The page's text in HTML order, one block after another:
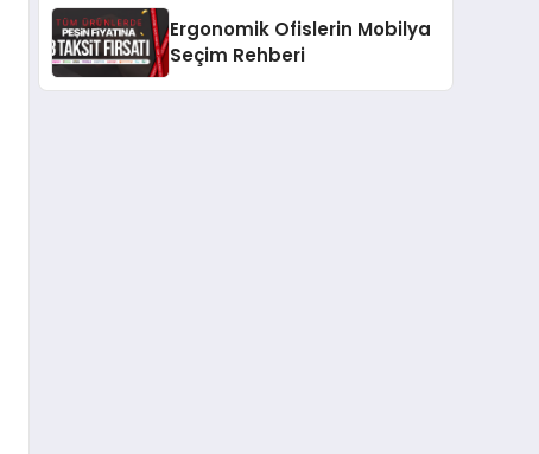
Ergonomik Ofislerin Mobilya
Seçim Rehberi